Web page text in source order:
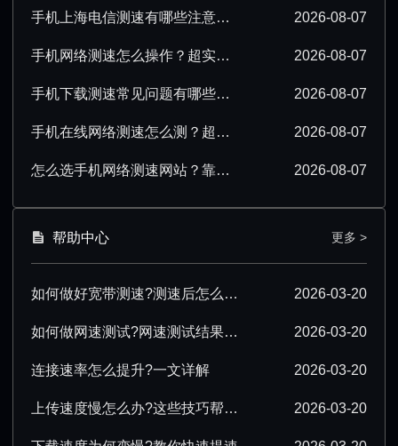
手机上海电信测速有哪些注意事项？看完少走弯路 2026-08-07
手机网络测速怎么操作？超实用步骤与技巧分享 2026-08-07
手机下载测速常见问题有哪些？一文解答所有疑惑 2026-08-07
手机在线网络测速怎么测？超实用操作技巧分享 2026-08-07
怎么选手机网络测速网站？靠谱平台挑选指南 2026-08-07
帮助中心 更多 >
如何做好宽带测速?测速后怎么优化? 2026-03-20
如何做网速测试?网速测试结果怎么解读? 2026-03-20
连接速率怎么提升?一文详解 2026-03-20
上传速度慢怎么办?这些技巧帮你提速 2026-03-20